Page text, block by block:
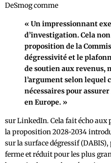
DeSmog comme
« Un impressionnant
d’investigation. Cela
proposition de la
dégressivité et le
de soutien aux revenus,
l’argument selon lequel
nécessaires pour
en Europe. »
sur LinkedIn. Cela fait écho aux
la proposition 2028-2034
sur la surface dégressif
ferme et réduit pour les plus